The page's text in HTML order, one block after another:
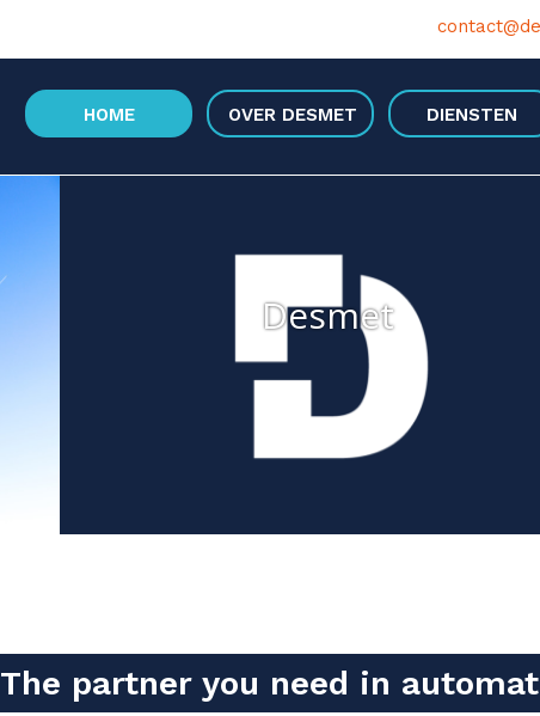
HOME OVER DESMET DIENSTEN
Desmet
The partner you need in